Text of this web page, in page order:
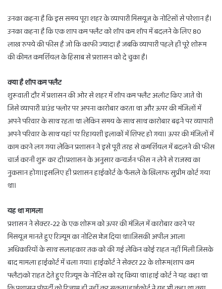
उनका कहना है कि इस समय पूरा शहर के व्यापारी मिसयूज के नोटिसों से परेशान है।
उनका कहना है कि एक शाप कम फ्लैट को शॉप कम शॉप में बदलने के लिए 80
लाख रुपये की फीस है जो कि काफी ज्यादा है जबकि व्यापारी पहले ही पूरे शोरूम
की कीमत कमर्शियल के हिसाब से प्रशासन को दे चुका है।
क्या है शॉप कम फ्लैट
शुरूवाती दौर में प्रशासन की ओर से शहर में शॉप कम फ्लैट अलॉट किए जाते थे।
जिसे व्यापारी ग्राउंड फ्लोर पर अपना कारोबार करता था और ऊपर की मंजिलों में
अपने परिवार के साथ रहता था लेकिन समय के साथ साथ कारोबार बढ़ने पर व्यापारी
अपने परिवार के साथ यहां पर रिहायशी इलाकों में शिफ्ट हो गया। ऊपर की मंजिलाें में
काम करने लग गया लेकिन प्रशासन ने इसे पूरी तरह से कमर्शियल में बदलने की फीस
चार्ज करनी शुरू कर दी।प्रशासन के अनुसार कन्वर्जन फीस न लेने से राजस्व का
नुकसान होगा।इसलिए ही प्रशासन हाईकोर्ट के फैसले के खिलाफ सुप्रीम कोर्ट गया
था।
यह था मामला
प्रशासन ने सेक्टर-22 के एक शोरूम को ऊपर की मंजिल में कारोबार करने पर
मिसयूज मानते हुए रिज्यूम का नोटिस भेज दिया था।जिसकी अपील आला
अधिकारियों के साथ सलाहकार तक को की गई लेकिन कोई राहत नहीं मिली जिसके
बाद मामला हाईकोर्ट में चला गया। हाईकोर्ट ने सेक्टर 22 के शोरूम(शाप कम
फ्लैट)को राहत देते हुए रिज्यूम के नोटिस को रद्द किया था।हाई कोर्ट ने यह कहा था